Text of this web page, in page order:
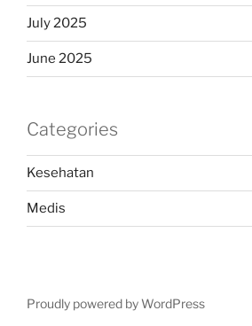
July 2025
June 2025
Categories
Kesehatan
Medis
Proudly powered by WordPress